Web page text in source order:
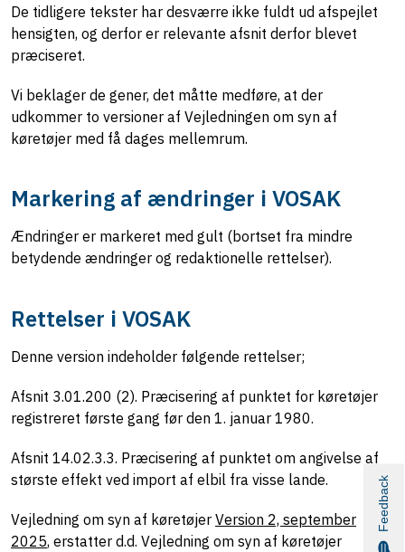
De tidligere tekster har desværre ikke fuldt ud afspejlet
hensigten, og derfor er relevante afsnit derfor blevet
præciseret.
Vi beklager de gener, det måtte medføre, at der
udkommer to versioner af Vejledningen om syn af
køretøjer med få dages mellemrum.
Markering af ændringer i VOSAK
Ændringer er markeret med gult (bortset fra mindre
betydende ændringer og redaktionelle rettelser).
Rettelser i VOSAK
Denne version indeholder følgende rettelser;
Afsnit 3.01.200 (2). Præcisering af punktet for køretøjer
registreret første gang før den 1. januar 1980.
Afsnit 14.02.3.3. Præcisering af punktet om angivelse af
største effekt ved import af elbil fra visse lande.
Vejledning om syn af køretøjer Version 2, september
2025, erstatter d.d. Vejledning om syn af køretøjer
Feedback